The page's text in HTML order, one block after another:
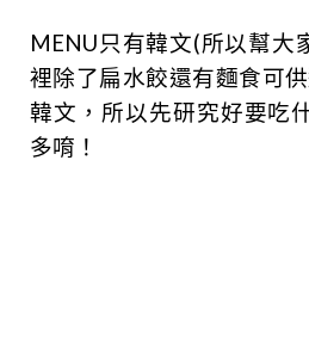
MENU只有韓文(所以幫大
裡除了扁水餃還有麵食可
韓文，所以先研究好要吃
多唷！